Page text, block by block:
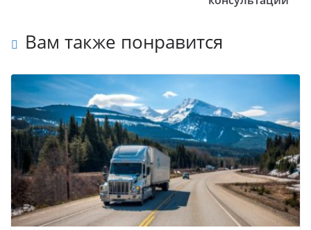
Вам также понравится